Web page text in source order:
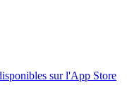
sur l'App Store